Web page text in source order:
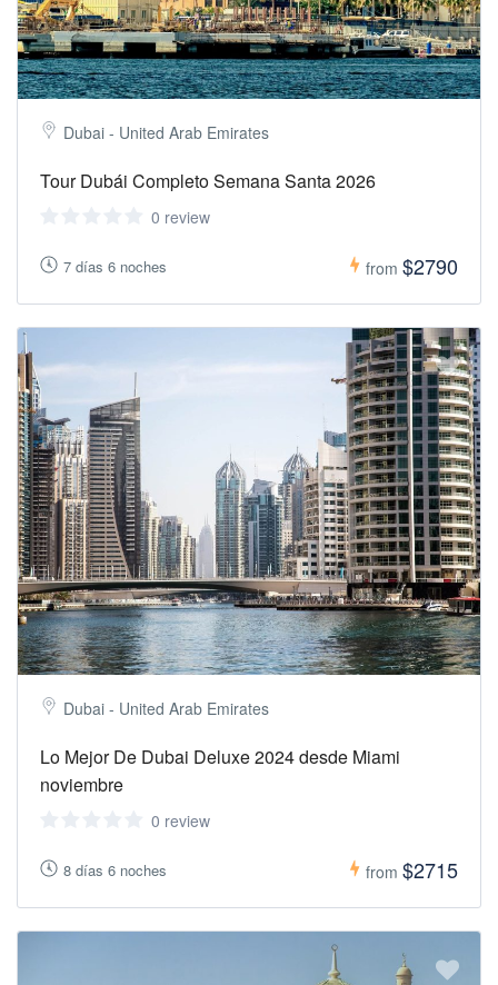
Dubai - United Arab Emirates
Tour Dubái Completo Semana Santa 2026
0 review
7 días 6 noches from $2790
Dubai - United Arab Emirates
Lo Mejor De Dubai Deluxe 2024 desde Miami
noviembre
0 review
8 días 6 noches from $2715